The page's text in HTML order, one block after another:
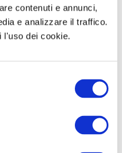
contenuti e annunci,
e analizzare il traffico.
l'uso dei cookie.
a quiz, vertente
soglia di
pratica è di